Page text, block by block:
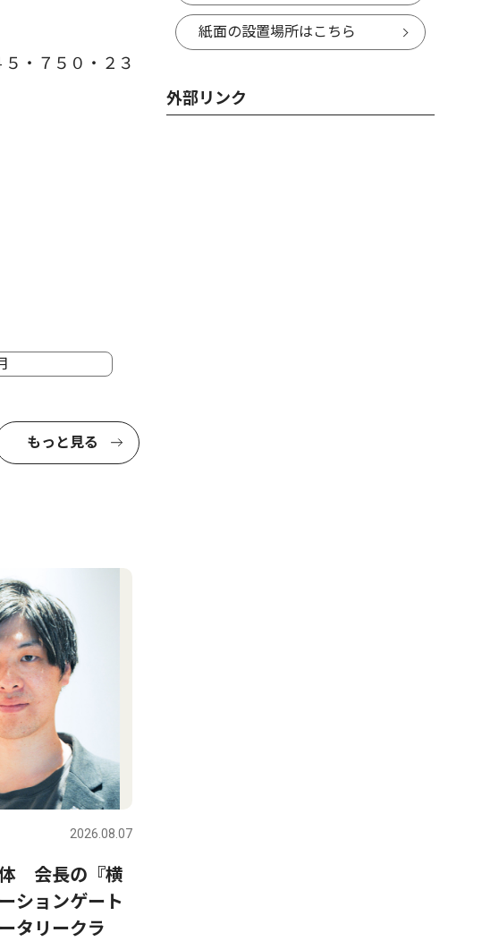
・７５０・２３
もっと見る
2026.08.07
会長の『横
ションゲート
タリークラ
紙面の設置場所はこちら
外部リンク